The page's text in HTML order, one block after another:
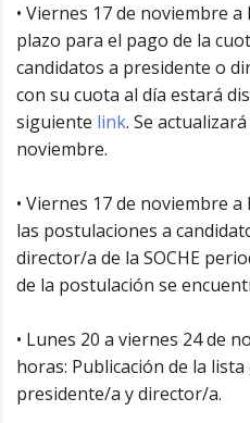
• Viernes 17 de noviembre a
plazo para el pago de la
candidatos a presidente o
con su cuota al día estará
siguiente link. Se
noviembre.
• Viernes 17 de noviembre
las postulaciones a
director/a de la SOCHE
de la postulación se
• Lunes 20 a viernes 24 de
horas: Publicación de la
presidente/a y director/a.